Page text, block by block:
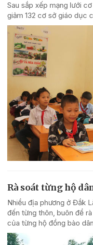
Sau sắp xếp mạng lưới
giảm 132 cơ sở giáo dục
Rà soát từng hộ
Nhiều địa phương ở Đắk
đến từng thôn, buôn để
của từng hộ đồng bào